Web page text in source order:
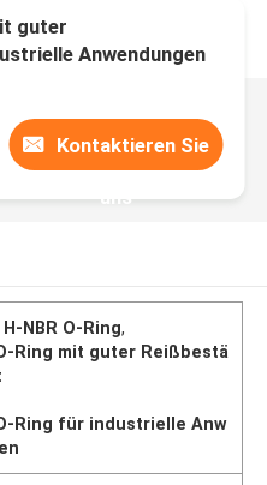
guter
Anwendungen
Kontaktieren Sie
uns
H-NBR O-Ring,
Ring mit guter Reißbestä
Ring für industrielle Anw